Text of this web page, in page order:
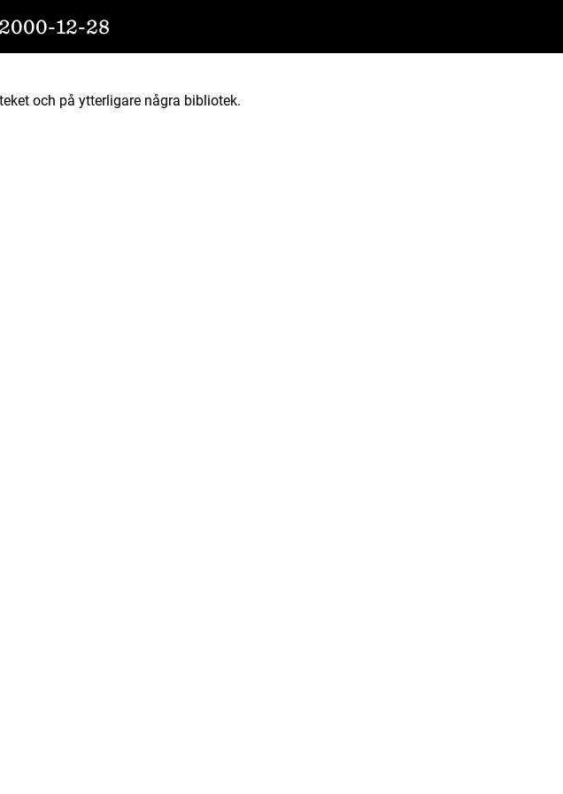
12-28
och på ytterligare några bibliotek.